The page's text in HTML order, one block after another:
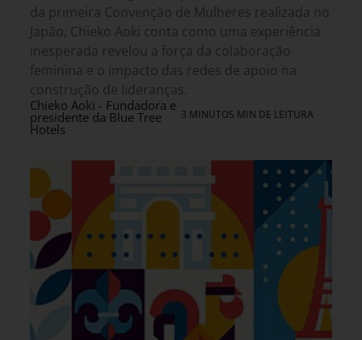
da primeira Convenção de Mulheres realizada no
Japão, Chieko Aoki conta como uma experiência
inesperada revelou a força da colaboração
feminina e o impacto das redes de apoio na
construção de lideranças.
Chieko Aoki - Fundadora e
presidente da Blue Tree
Hotels
3 MINUTOS MIN DE LEITURA